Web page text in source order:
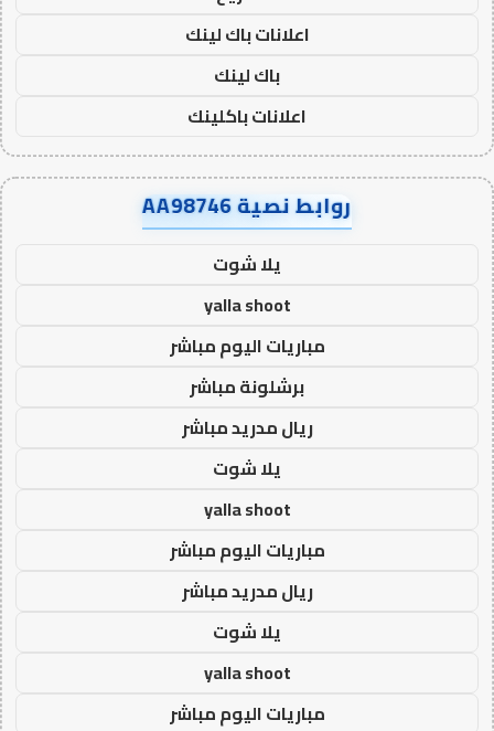
اعلانات باك لينك
باك لينك
اعلانات باكلينك
روابط نصية AA98746
يلا شوت
yalla shoot
مباريات اليوم مباشر
برشلونة مباشر
ريال مدريد مباشر
يلا شوت
yalla shoot
مباريات اليوم مباشر
ريال مدريد مباشر
يلا شوت
yalla shoot
مباريات اليوم مباشر